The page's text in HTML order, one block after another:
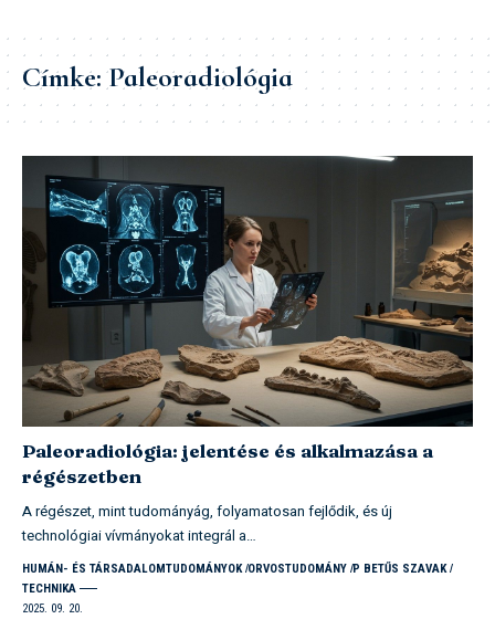
Címke:Paleoradiológia
Paleoradiológia: jelentése és alkalmazása a
régészetben
A régészet, mint tudományág, folyamatosan fejlődik, és új
technológiai vívmányokat integrál a…
HUMÁN- ÉS TÁRSADALOMTUDOMÁNYOK ORVOSTUDOMÁNY P BETŰS SZAVAK
TECHNIKA
2025. 09. 20.